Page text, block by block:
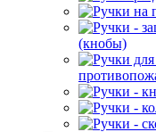
(кнобы)